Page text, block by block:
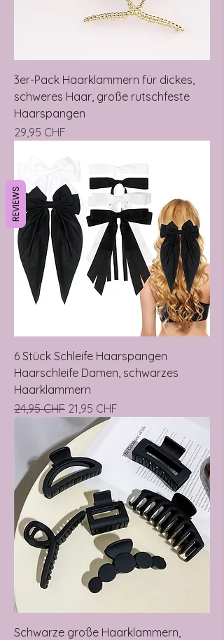
3er-Pack Haarklammern für dickes,
schweres Haar, große rutschfeste
Haarspangen
Prix
29,95 CHF
6 Stück Schleife Haarspangen
Haarschleife Damen, schwarzes
Haarklammern
Prix original
24,95 CHF Prix promotionnel
21,95 CHF
Schwarze große Haarklammern,
REVIEWS